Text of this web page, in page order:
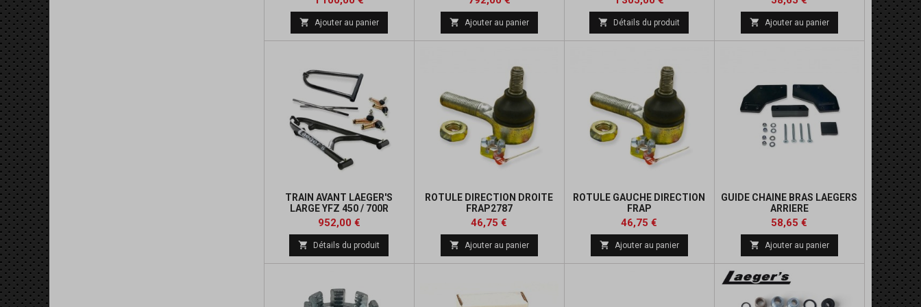
 Ajouter au panier
de
base
 Ajouter au panier
de
base
 Détails du produit
base
 Ajouter au panier
TRAIN AVANT LAEGER'S
LARGE YFZ 450 / 700R
LONGUE COURSE
Prix
952,00 €Prix
de
base
 Détails du produit
ROTULE DIRECTION DROITE
FRAP2787
Prix
46,75 €
base
 Ajouter au panier
ROTULE GAUCHE DIRECTION
FRAP
Prix
46,75 €
base
 Ajouter au panier
GUIDE CHAINE BRAS LAEGERS
ARRIERE
Prix
58,65 €
base
 Ajouter au panier